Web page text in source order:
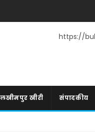
https://
लखीमपुर खीरी संपादकीय